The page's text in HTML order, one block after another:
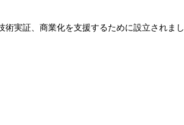
実証、商業化を支援するために設立されまし